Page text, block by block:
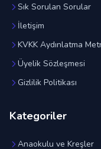
Sık Sorulan Sorular
İletişim
KVKK Aydınlatma
Üyelik Sözleşmesi
Gizlilik Politikası
Kategoriler
Anaokulu ve Kreşler